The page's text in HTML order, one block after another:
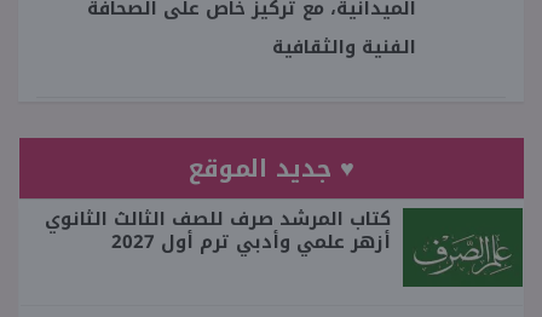
الميدانية، مع تركيز خاص على الصحافة
الفنية والثقافية
♥ جديد الموقع
كتاب المرشد صرف للصف الثالث الثانوي
أزهر علمي وأدبي ترم أول 2027